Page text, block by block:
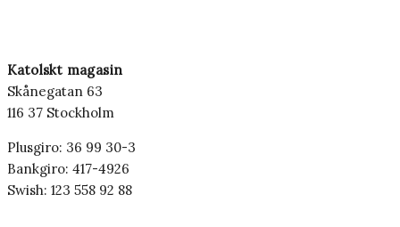
Katolskt magasin
Skånegatan 63
116 37 Stockholm
Plusgiro: 36 99 30-3
Bankgiro: 417-4926
Swish: 123 558 92 88